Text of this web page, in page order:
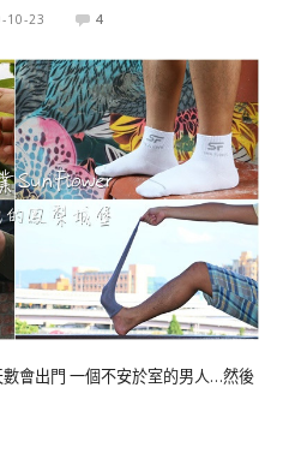
10-23 4
會出門 一個不安於室的男人…然後